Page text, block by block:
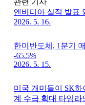
관련 기사
엔비디아 실적 발표
2026. 5. 16.
한미반도체, 1분기
-65.5%
2026. 5. 15.
미국 개미들이 SK
계 수급 확대 타임라